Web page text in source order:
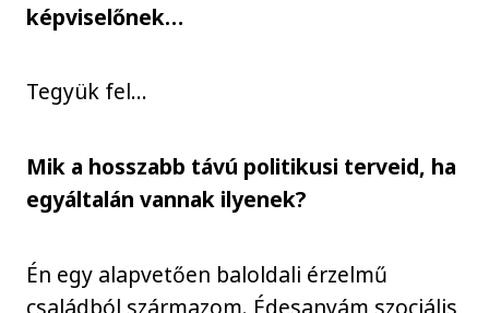
képviselőnek…
Tegyük fel…
Mik a hosszabb távú politikusi terveid, ha
egyáltalán vannak ilyenek?
Én egy alapvetően baloldali érzelmű
családból származom. Édesanyám szociális